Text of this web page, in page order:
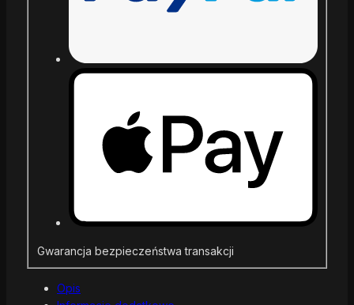
Gwarancja bezpieczeństwa transakcji
Opis